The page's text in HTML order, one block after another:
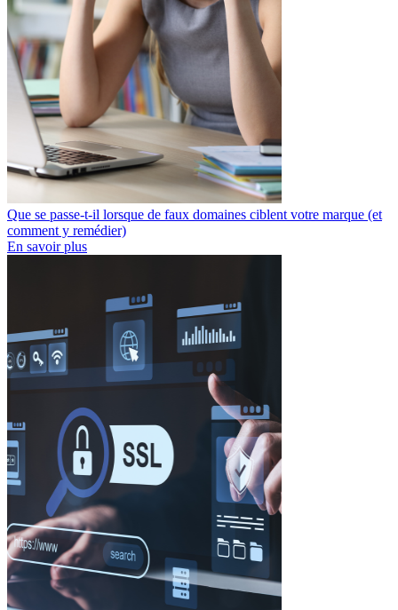
Que se passe-t-il lorsque de faux domaines ciblent votre marque (et
comment y remédier)
En savoir plus